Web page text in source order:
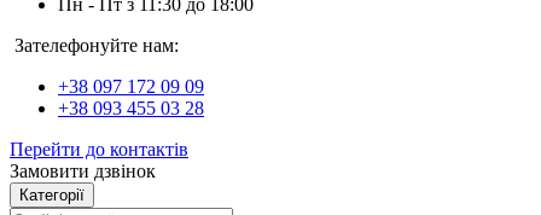
Пн - Пт з 11:30 до 18:00
Зателефонуйте нам:
+38 097 172 09 09
+38 093 455 03 28
Перейти до контактів
Замовити дзвінок
Категорії